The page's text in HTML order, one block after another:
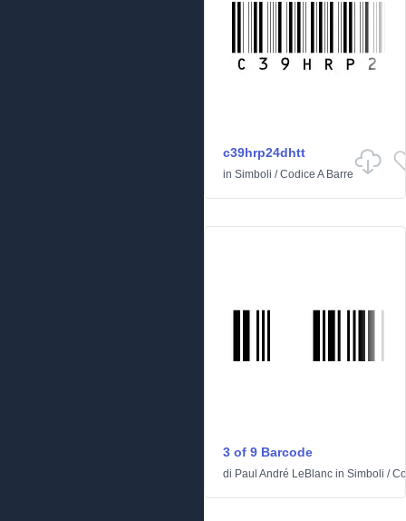
c39hrp24dhtt
in Simboli /Codice A Barre
3 of 9 Barcode
di Paul André LeBlanc in Simboli /